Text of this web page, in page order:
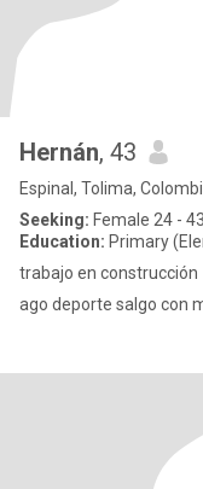
Hernán, 43
Espinal, Tolima,
Seeking: Female 24 - 43
Education: Primary
trabajo en construcción
ago deporte salgo con